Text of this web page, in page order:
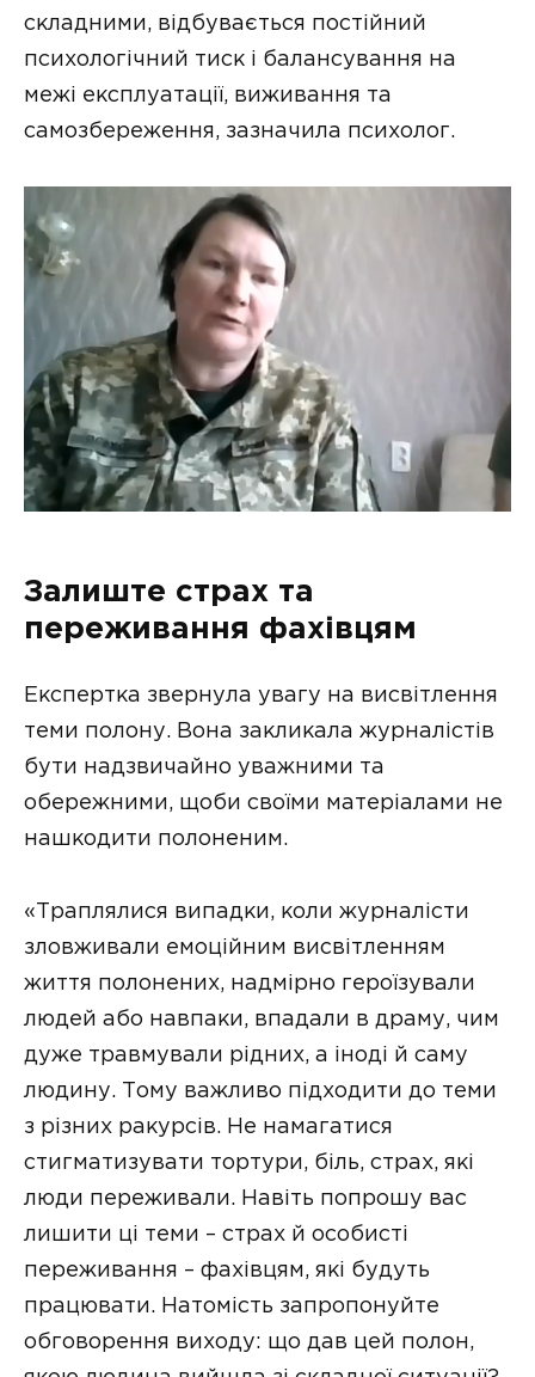
складними, відбувається постійний
психологічний тиск і балансування на
межі експлуатації, виживання та
самозбереження, зазначила психолог.
Залиште страх та
переживання фахівцям
Експертка звернула увагу на висвітлення
теми полону. Вона закликала журналістів
бути надзвичайно уважними та
обережними, щоби своїми матеріалами не
нашкодити полоненим.
«Траплялися випадки, коли журналісти
зловживали емоційним висвітленням
життя полонених, надмірно героїзували
людей або навпаки, впадали в драму, чим
дуже травмували рідних, а іноді й саму
людину. Тому важливо підходити до теми
з різних ракурсів. Не намагатися
стигматизувати тортури, біль, страх, які
люди переживали. Навіть попрошу вас
лишити ці теми – страх й особисті
переживання – фахівцям, які будуть
працювати. Натомість запропонуйте
обговорення виходу: що дав цей полон,